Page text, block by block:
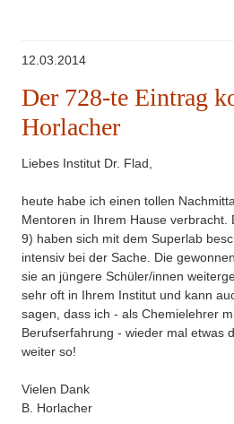
12.03.2014
Der 728-te Eintrag
Horlacher
Liebes Institut Dr. Flad,
heute habe ich einen tollen
Mentoren in Ihrem Hause verbracht.
9) haben sich mit dem Superlab
intensiv bei der Sache. Die
sie an jüngere Schüler/innen
sehr oft in Ihrem Institut und kann
sagen, dass ich - als Chemielehrer
Berufserfahrung - wieder mal etwas
weiter so!
Vielen Dank
B. Horlacher